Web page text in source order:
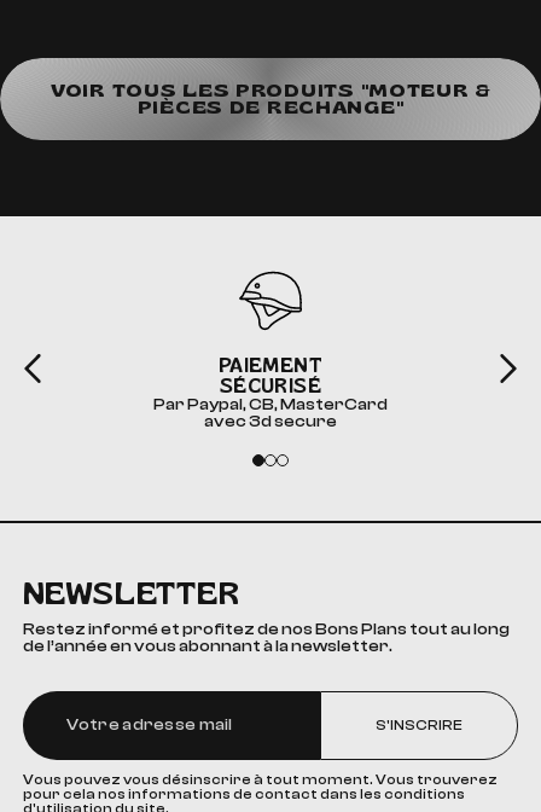
VOIR TOUS LES PRODUITS "MOTEUR &
PIÈCES DE RECHANGE"
PAIEMENT
SÉCURISÉ
Par Paypal, CB, MasterCard
avec 3d secure
NEWSLETTER
Restez informé et profitez de nos Bons Plans tout au long
de l’année en vous abonnant à la newsletter.
S'INSCRIRE
Vous pouvez vous désinscrire à tout moment. Vous trouverez
pour cela nos informations de contact dans les conditions
d'utilisation du site.